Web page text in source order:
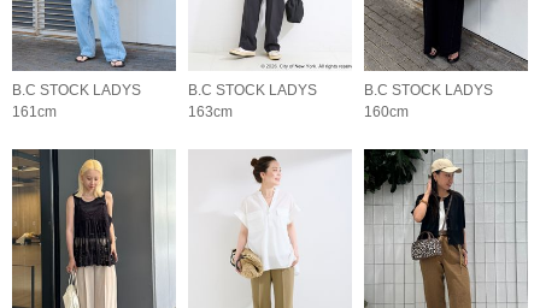
B.C STOCK LADYS
161cm
B.C STOCK LADYS
163cm
B.C STOCK LADYS
160cm